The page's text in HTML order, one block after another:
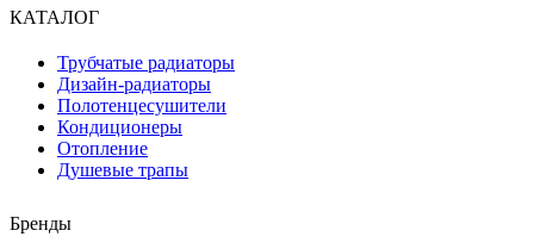
КАТАЛОГ
Трубчатые радиаторы
Дизайн-радиаторы
Полотенцесушители
Кондиционеры
Отопление
Душевые трапы
Бренды